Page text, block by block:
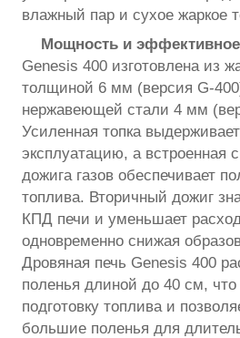
влажный пар и сухое жаркое
Мощность и эффективное
Genesis 400 изготовлена из
толщиной 6 мм (версия G-
нержавеющей стали 4 мм
Усиленная топка
эксплуатацию, а встроенная
дожига газов обеспечивает
топлива. Вторичный дожиг
КПД печи и уменьшает
одновременно снижая
Дровяная печь Genesis 400
поленья длиной до 40 см,
подготовку топлива и
большие поленья для